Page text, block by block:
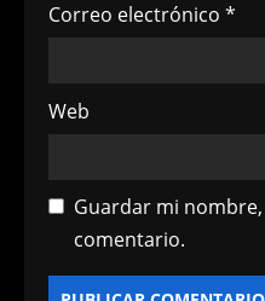
Correo electrónico *
Web
Guardar mi
comentario.